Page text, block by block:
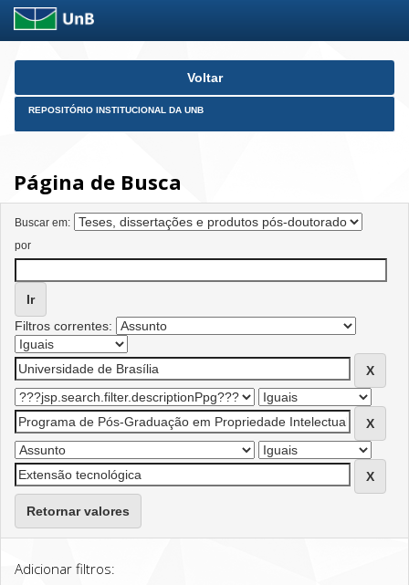
Skip
Voltar
REPOSITÓRIO INSTITUCIONAL DA UNB
Página de Busca
Buscar em:
por
Filtros correntes:
Retornar valores
Adicionar filtros: